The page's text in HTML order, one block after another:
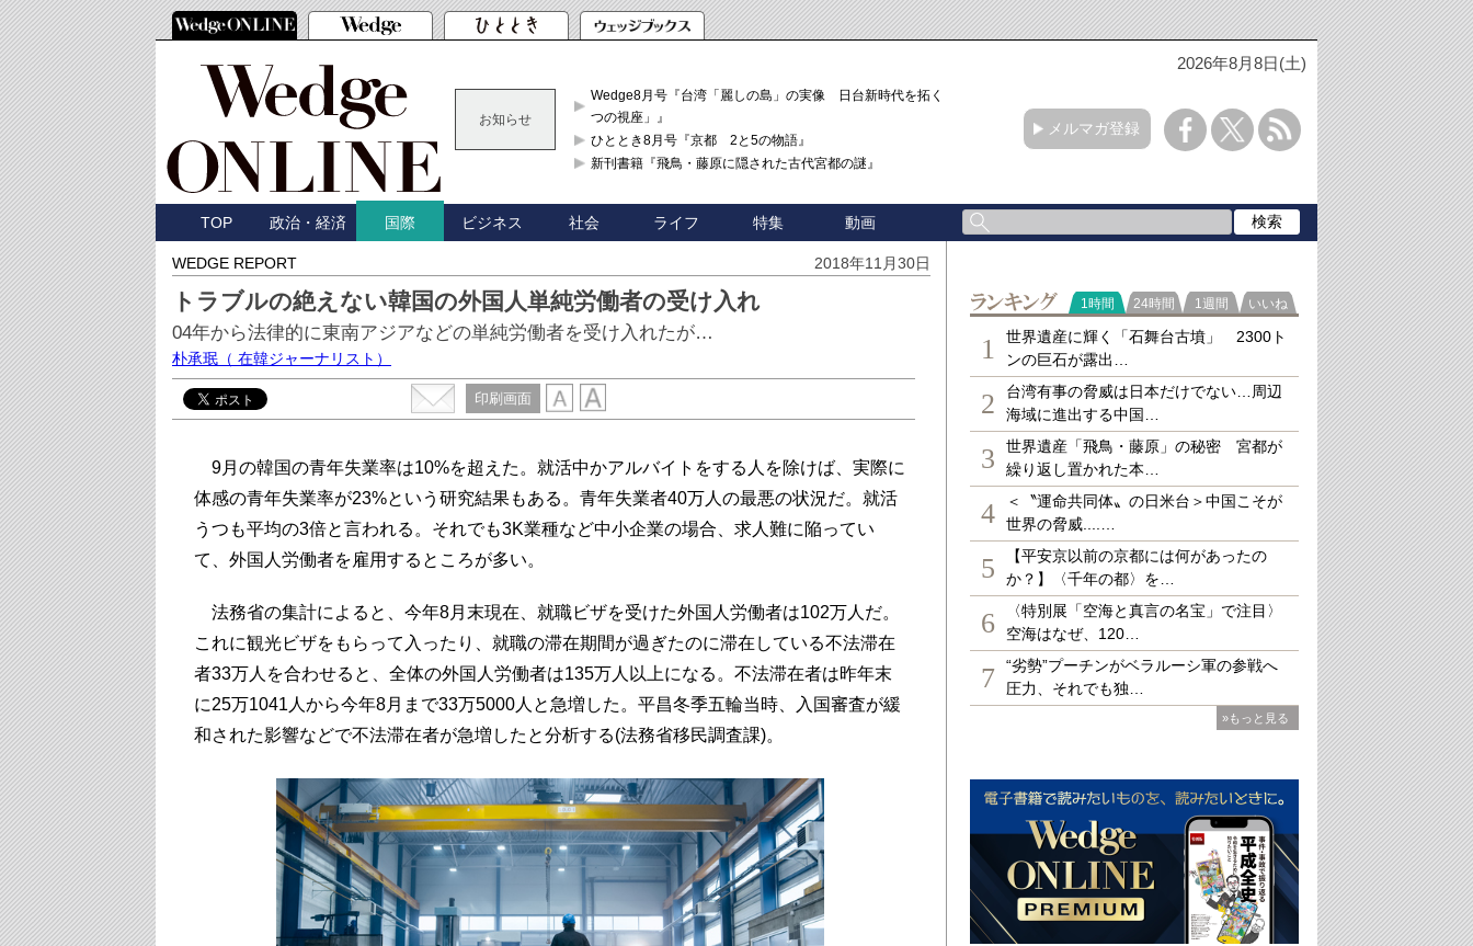
2026年8月8日(土)
お知らせ
Wedge8月号『台湾「麗しの島」の実像 日台新時代を拓く「3
つの視座」』
ひととき8月号『京都 2と5の物語』
新刊書籍『飛鳥・藤原に隠された古代宮都の謎』
メルマガ登録
TOP 政治・経済 国際 ビジネス 社会 ライフ 特集 動画
WEDGE REPORT 2018年11月30日
トラブルの絶えない韓国の外国人単純労働者の受け入れ
04年から法律的に東南アジアなどの単純労働者を受け入れたが…
朴承珉 （ 在韓ジャーナリスト）
印刷画面
9月の韓国の青年失業率は10%を超えた。就活中かアルバイトをする人を除けば、実際に
体感の青年失業率が23%という研究結果もある。青年失業者40万人の最悪の状況だ。就活
うつも平均の3倍と言われる。それでも3K業種など中小企業の場合、求人難に陥ってい
て、外国人労働者を雇用するところが多い。
法務省の集計によると、今年8月末現在、就職ビザを受けた外国人労働者は102万人だ。
これに観光ビザをもらって入ったり、就職の滞在期間が過ぎたのに滞在している不法滞在
者33万人を合わせると、全体の外国人労働者は135万人以上になる。不法滞在者は昨年末
に25万1041人から今年8月まで33万5000人と急増した。平昌冬季五輪当時、入国審査が緩
和された影響などで不法滞在者が急増したと分析する(法務省移民調査課)。
ランキング
1時間 24時間 1週間 いいね
1
世界遺産に輝く「石舞台古墳」 2300ト
ンの巨石が露出…
2
台湾有事の脅威は日本だけでない…周辺
海域に進出する中国…
3
世界遺産「飛鳥・藤原」の秘密 宮都が
繰り返し置かれた本…
4
＜〝運命共同体〟の日米台＞中国こそが
世界の脅威....…
5
【平安京以前の京都には何があったの
か？】〈千年の都〉を…
6
〈特別展「空海と真言の名宝」で注目〉
空海はなぜ、120…
7
“劣勢”プーチンがベラルーシ軍の参戦へ
圧力、それでも独…
»もっと見る